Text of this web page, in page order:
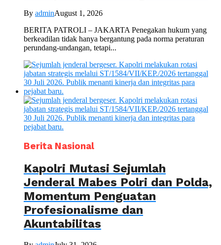
By adminAugust 1, 2026
BERITA PATROLI – JAKARTA Penegakan hukum yang
berkeadilan tidak hanya bergantung pada norma peraturan
perundang-undangan, tetapi...
Berita Nasional
Kapolri Mutasi Sejumlah
Jenderal Mabes Polri dan Polda,
Momentum Penguatan
Profesionalisme dan
Akuntabilitas